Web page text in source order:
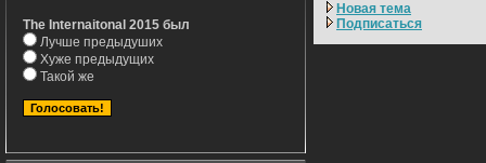
The Internaitonal 2015 был
Лучше предыдуших
Хуже предыдущих
Такой же
Новая тема
Подписаться